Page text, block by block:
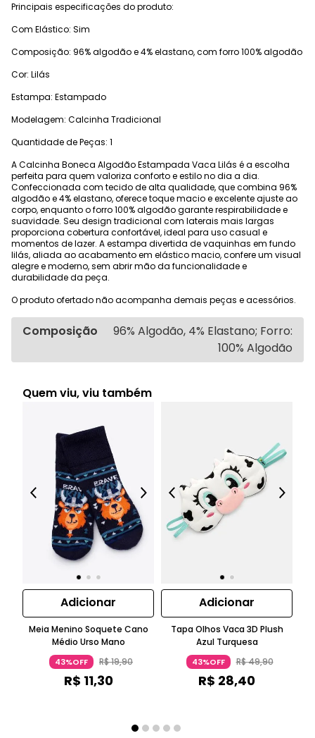
Principais especificações do produto:
Com Elástico: Sim
Composição: 96% algodão e 4% elastano, com forro 100% algodão
Cor: Lilás
Estampa: Estampado
Modelagem: Calcinha Tradicional
Quantidade de Peças: 1
A Calcinha Boneca Algodão Estampada Vaca Lilás é a escolha
perfeita para quem valoriza conforto e estilo no dia a dia.
Confeccionada com tecido de alta qualidade, que combina 96%
algodão e 4% elastano, oferece toque macio e excelente ajuste ao
corpo, enquanto o forro 100% algodão garante respirabilidade e
suavidade. Seu design tradicional com laterais mais largas
proporciona cobertura confortável, ideal para uso casual e
momentos de lazer. A estampa divertida de vaquinhas em fundo
lilás, aliada ao acabamento em elástico macio, confere um visual
alegre e moderno, sem abrir mão da funcionalidade e
durabilidade da peça.
O produto ofertado não acompanha demais peças e acessórios.
Composição
96% Algodão, 4% Elastano; Forro:
100% Algodão
Quem viu, viu também
Adicionar
Meia Menino Soquete Cano
Médio Urso Mano
43%OFF R$19,90
R$ 11,30
Adicionar
Tapa Olhos Vaca 3D Plush
Azul Turquesa
43%OFF R$49,90
R$ 28,40